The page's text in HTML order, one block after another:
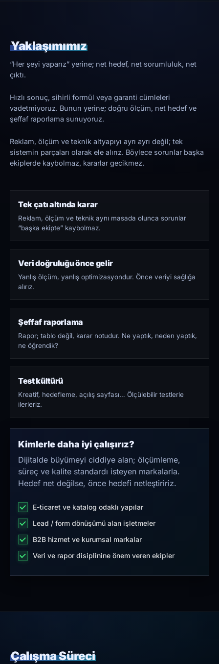
Yaklaşımımız
“Her şeyi yaparız” yerine; net hedef, net sorumluluk, net
çıktı.
Hızlı sonuç, sihirli formül veya garanti cümleleri
vadetmiyoruz. Bunun yerine; doğru ölçüm, net hedef ve
şeffaf raporlama sunuyoruz.
Reklam, ölçüm ve teknik altyapıyı ayrı ayrı değil; tek
sistemin parçaları olarak ele alırız. Böylece sorunlar başka
ekiplerde kaybolmaz, kararlar gecikmez.
Tek çatı altında karar
Reklam, ölçüm ve teknik aynı masada olunca sorunlar
“başka ekipte” kaybolmaz.
Veri doğruluğu önce gelir
Yanlış ölçüm, yanlış optimizasyondur. Önce veriyi sağlığa
alırız.
Şeffaf raporlama
Rapor; tablo değil, karar notudur. Ne yaptık, neden yaptık,
ne öğrendik?
Test kültürü
Kreatif, hedefleme, açılış sayfası… Ölçülebilir testlerle
ilerleriz.
Kimlerle daha iyi çalışırız?
Dijitalde büyümeyi ciddiye alan; ölçümleme,
süreç ve kalite standardı isteyen markalarla.
Hedef net değilse, önce hedefi netleştiririz.
E-ticaret ve katalog odaklı yapılar
Lead / form dönüşümü alan işletmeler
B2B hizmet ve kurumsal markalar
Veri ve rapor disiplinine önem veren ekipler
Çalışma Süreci